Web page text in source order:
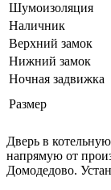
Шумоизоляция
Наличник
Верхний замок
Нижний замок
Ночная задвижка
Размер
Дверь в
напрямую от
Домодедово.